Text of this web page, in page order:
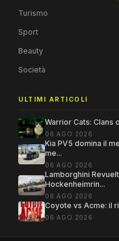
Turismo
Sport
Beauty
Società
ULTIMI ARTICOLI
Warrior Cats: Clans
06 AGO 2026
Kia PV5 domina il
me...
06 AGO 2026
Lamborghini
Hockenheimrin...
06 AGO 2026
Coyote vs Acme: il
06 AGO 2026